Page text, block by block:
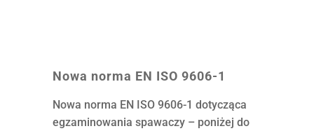
Nowa norma EN ISO 9606-1
Nowa norma EN ISO 9606-1 dotycząca
egzaminowania spawaczy – poniżej do